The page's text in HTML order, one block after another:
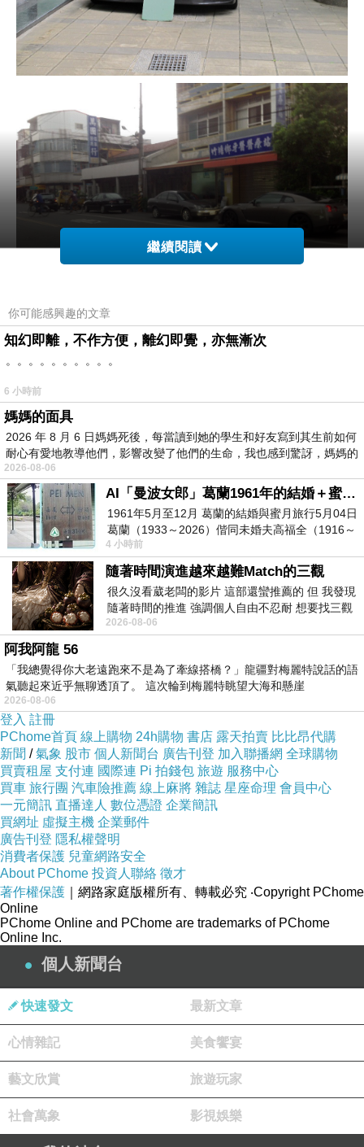
繼續閱讀
你可能感興趣的文章
知幻即離，不作方便，離幻即覺，亦無漸次
。。。。。。。。。。
6 小時前
媽媽的面具
2026 年 8 月 6 日媽媽死後，每當讀到她的學生和好友寫到其生前如何
耐心有愛地教導他們，影響改變了他們的生命，我也感到驚訝，媽媽的
2026-08-06
AI「曼波女郎」葛蘭1961年的結婚＋蜜月旅行 #戀上老電影 #葛蘭 #粟子
1961年5月至12月 葛蘭的結婚與蜜月旅行5月04日
葛蘭（1933～2026）偕同未婚夫高福全（1916～
2004）乘郵輪赴倫敦6月15日於英國倫敦St.S
4 小時前
隨著時間演進越來越難Match的三觀
很久沒看葳老闆的影片 這部還蠻推薦的 但 我發現
隨著時間的推進 強調個人自由不忍耐 想要找三觀
接近的不要說對象 連朋友都超
2026-08-06
阿我阿龍 56
「我總覺得你大老遠跑來不是為了牽線搭橋？」龍疆對梅麗特說話的語
氣聽起來近乎無聊透頂了。 這次輪到梅麗特眺望大海和懸崖
2026-08-06
登入 註冊
PChome首頁 線上購物 24h購物 書店 露天拍賣 比比昂代購
新聞 /氣象 股市 個人新聞台 廣告刊登 加入聯播網 全球購物
買賣租屋 支付連 國際連 Pi 拍錢包 旅遊 服務中心
買車 旅行團 汽車險推薦 線上麻將 雜誌 星座命理 會員中心
一元簡訊 直播達人 數位憑證 企業簡訊
買網址 虛擬主機 企業郵件
廣告刊登 隱私權聲明
消費者保護 兒童網路安全
About PChome 投資人聯絡 徵才
著作權保護 ｜網路家庭版權所有、轉載必究 ‧Copyright PChome
Online
PChome Online and PChome are trademarks of PChome
Online Inc.
個人新聞台
快速發文 最新文章
心情雜記 美食饗宴
藝文欣賞 旅遊玩家
社會萬象 影視娛樂